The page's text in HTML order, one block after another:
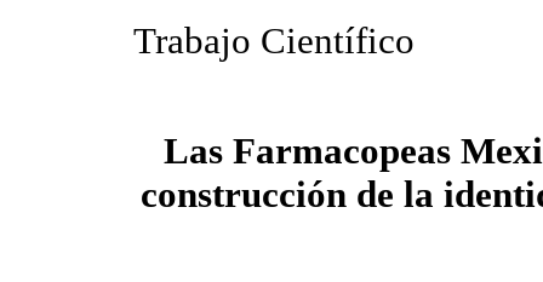
Trabajo Científico
Las Farmacopeas
construcción de la